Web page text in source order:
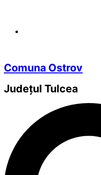
Comuna Ostrov
Județul Tulcea